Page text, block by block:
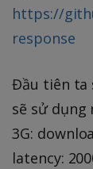
https://
response
Đầu tiên ta
sẽ sử
3G:
latency: